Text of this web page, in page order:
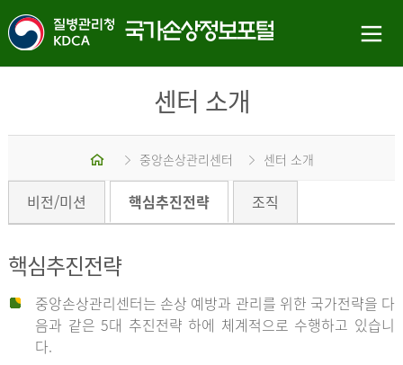
센터 소개
중앙손상관리센터 센터 소개
비전/미션 핵심추진전략 조직
핵심추진전략
중앙손상관리센터는 손상 예방과 관리를 위한 국가전략을 다
음과 같은 5대 추진전략 하에 체계적으로 수행하고 있습니
다.